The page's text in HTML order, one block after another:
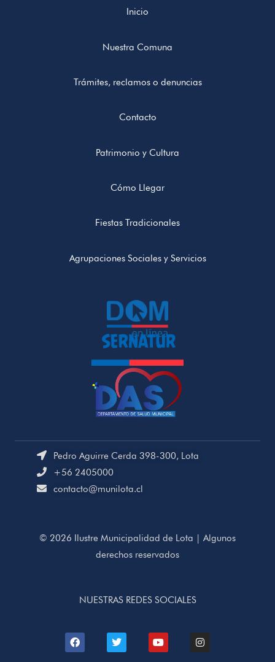
Inicio
Nuestra Comuna
Trámites, reclamos o denuncias
Contacto
Patrimonio y Cultura
Cómo Llegar
Fiestas Tradicionales
Agrupaciones Sociales y Servicios
Pedro Aguirre Cerda 398-300, Lota
+56 2405000
contacto@munilota.cl
© 2026 Ilustre Municipalidad de Lota | Algunos
derechos reservados
NUESTRAS REDES SOCIALES
F
a
c
T
w
i
Y
o
u
I
n
s